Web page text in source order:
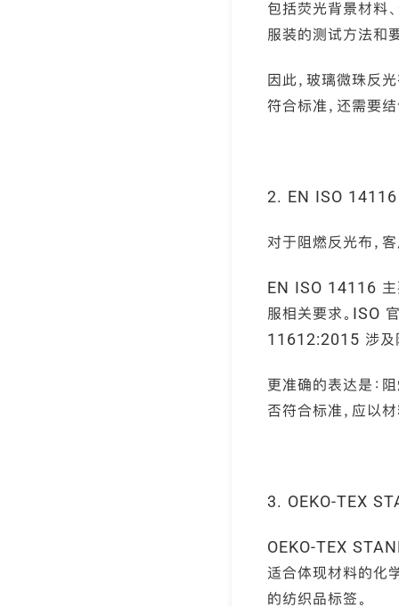
包括荧光背景材料
服装的测试方法和
因此，玻璃微珠反
符合标准，还需要
2. EN ISO 14116
对于阻燃反光布，
EN ISO 14116 主
服相关要求。ISO
11612:2015 涉及
更准确的表达是：
否符合标准，应以
3. OEKO-TEX
OEKO-TEX
适合体现材料的化
的纺织品标签。